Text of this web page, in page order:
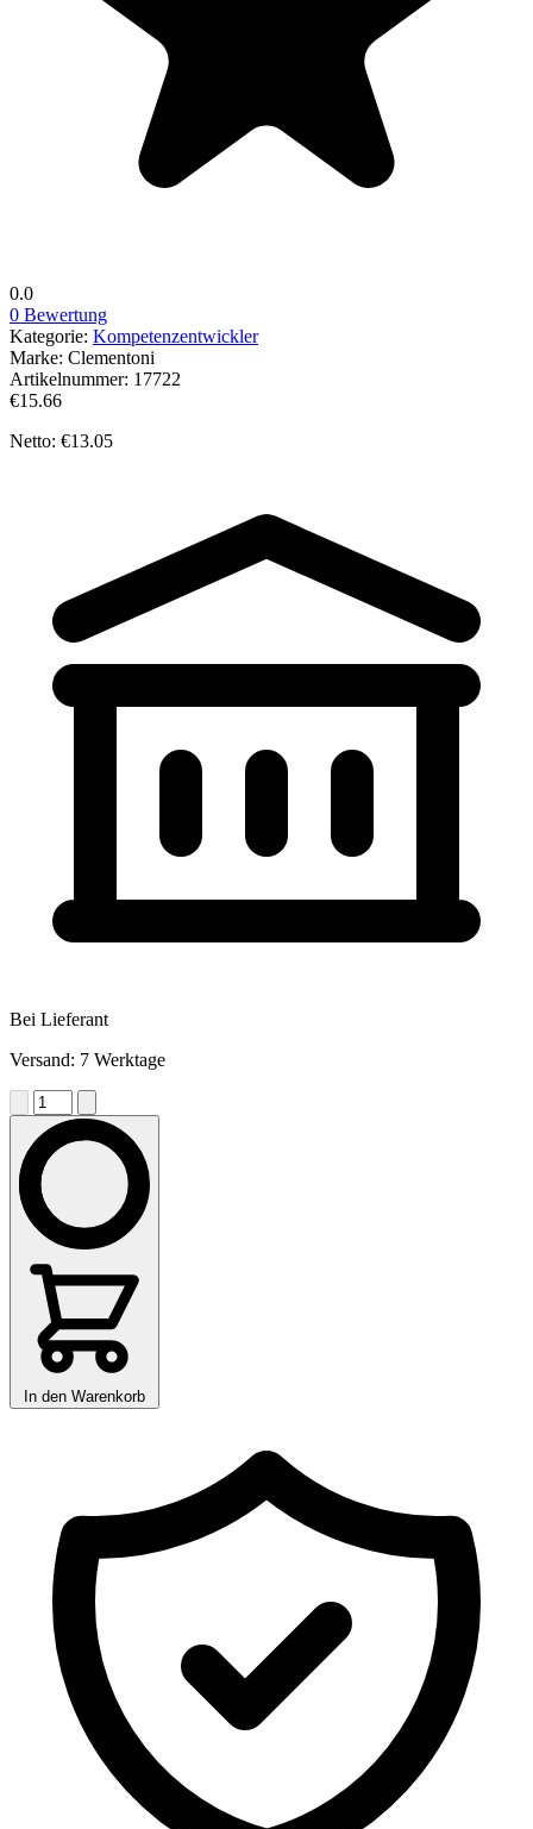
0.0
0 Bewertung
Kategorie: Kompetenzentwickler
Marke: Clementoni
Artikelnummer: 17722
€15.66
Netto: €13.05
Bei Lieferant
Versand: 7 Werktage
In den Warenkorb